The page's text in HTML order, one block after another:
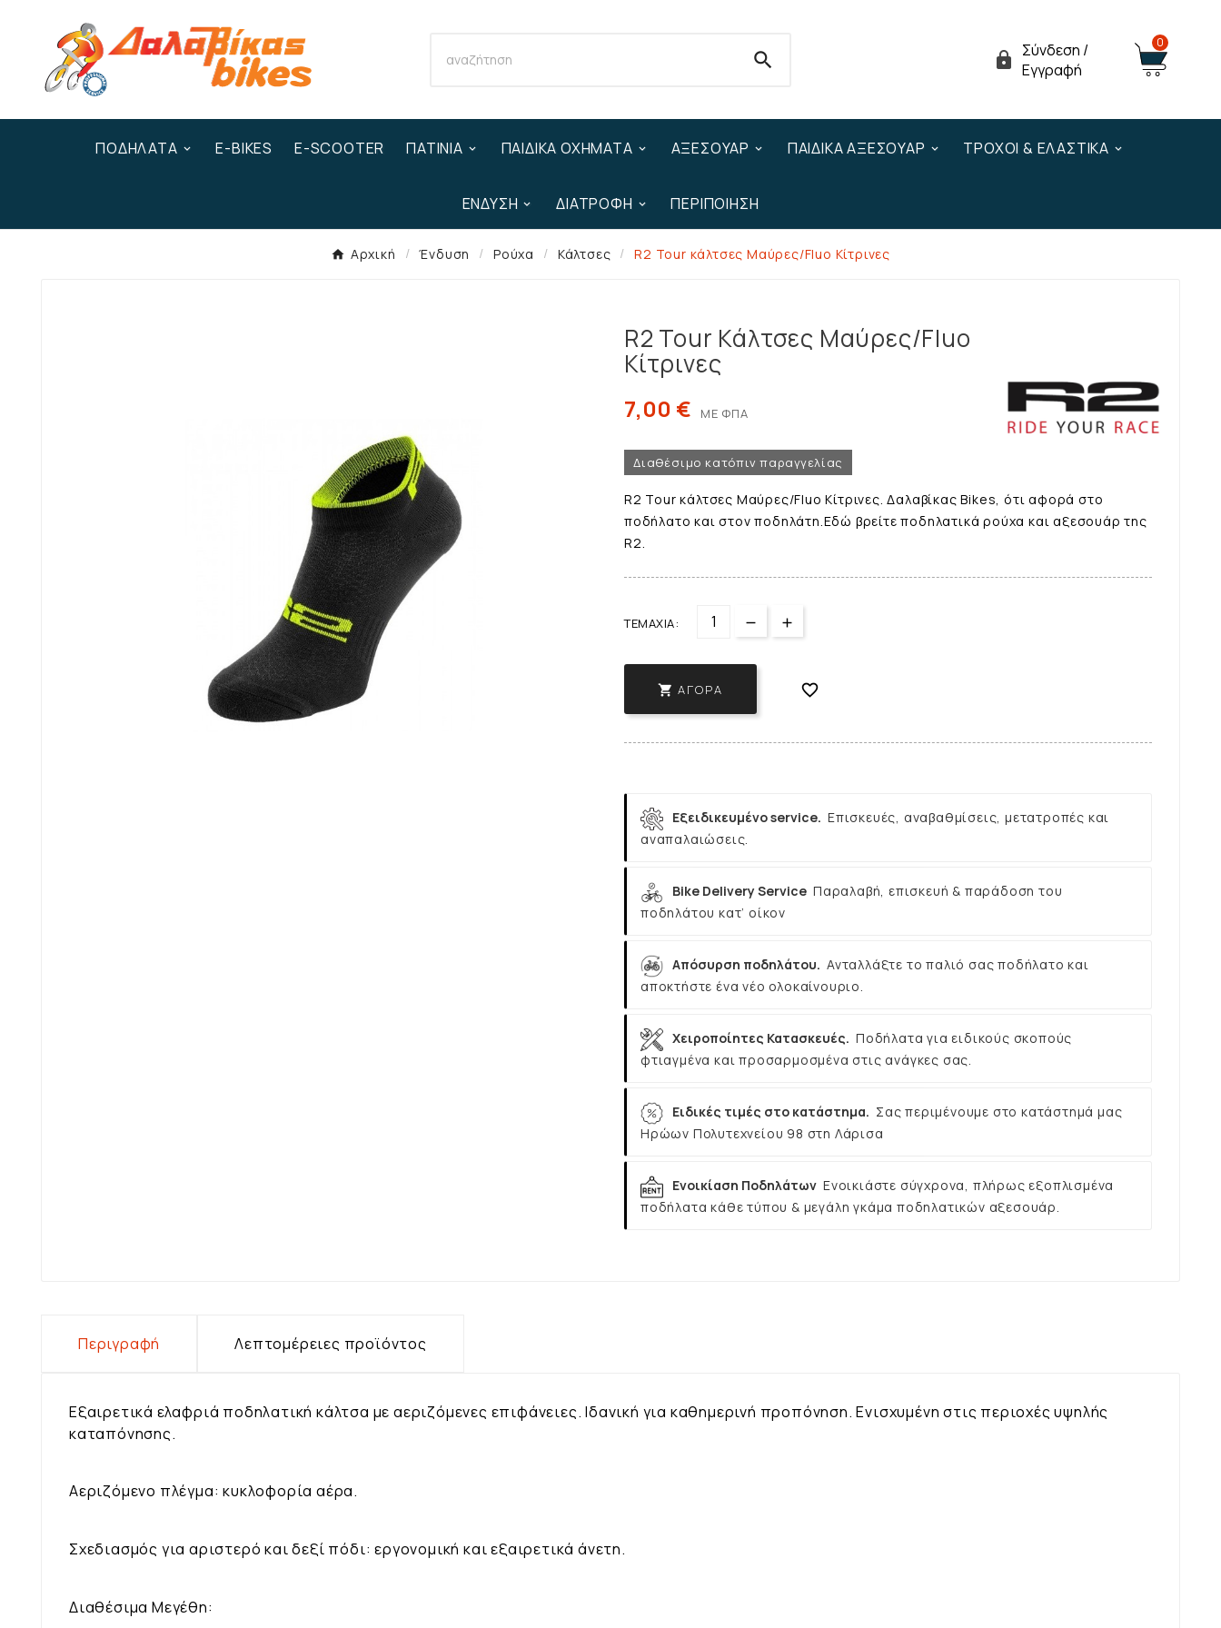
  Σύνδεση /
Εγγραφή
0
ΠΟΔΉΛΑΤΑ E-BIKES E-SCOOTER ΠΑΤΊΝΙΑ ΠΑΙΔΙΚΆ ΟΧΉΜΑΤΑ ΑΞΕΣΟΥΆΡ ΠΑΙΔΙΚΆ ΑΞΕΣΟΥΆΡ ΤΡΟΧΟΊ & ΕΛΑΣΤΙΚΆ
ΈΝΔΥΣΗ ΔΙΑΤΡΟΦΉ ΠΕΡΙΠΟΊΗΣΗ
Αρχική Ένδυση Ρούχα Κάλτσες R2 Tour κάλτσες Μαύρες/Fluo Κίτρινες
R2 Tour Κάλτσες Μαύρες/Fluo
Κίτρινες
7,00 € ΜΕ ΦΠΑ
Διαθέσιμο κατόπιν παραγγελίας
R2 Tour κάλτσες Μαύρες/Fluo Κίτρινες. Δαλαβίκας Bikes, ότι αφορά στο
ποδήλατο και στον ποδηλάτη.Εδώ βρείτε ποδηλατικά ρούχα και αξεσουάρ της
R2.
ΤΕΜΆΧΙΑ:
 ΑΓΟΡΆ 
Εξειδικευμένο service. Επισκευές, αναβαθμίσεις, μετατροπές και
αναπαλαιώσεις.
Bike Delivery Service Παραλαβή, επισκευή & παράδοση του
ποδηλάτου κατ’ οίκον
Απόσυρση ποδηλάτου. Ανταλλάξτε το παλιό σας ποδήλατο και
αποκτήστε ένα νέο ολοκαίνουριο.
Χειροποίητες Κατασκευές. Ποδήλατα για ειδικούς σκοπούς
φτιαγμένα και προσαρμοσμένα στις ανάγκες σας.
Ειδικές τιμές στο κατάστημα. Σας περιμένουμε στο κατάστημά μας
Ηρώων Πολυτεχνείου 98 στη Λάρισα
Ενοικίαση Ποδηλάτων Ενοικιάστε σύγχρονα, πλήρως εξοπλισμένα
ποδήλατα κάθε τύπου & μεγάλη γκάμα ποδηλατικών αξεσουάρ.
Περιγραφή Λεπτομέρειες προϊόντος
Εξαιρετικά ελαφριά ποδηλατική κάλτσα με αεριζόμενες επιφάνειες. Ιδανική για καθημερινή προπόνηση. Ενισχυμένη στις περιοχές υψηλής
καταπόνησης.
Αεριζόμενο πλέγμα: κυκλοφορία αέρα.
Σχεδιασμός για αριστερό και δεξί πόδι: εργονομική και εξαιρετικά άνετη.
Διαθέσιμα Μεγέθη: